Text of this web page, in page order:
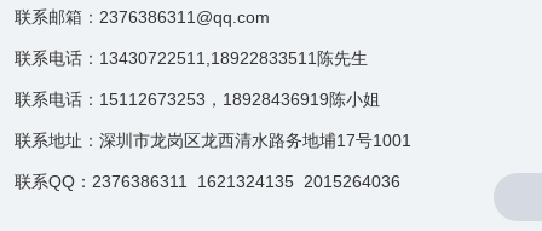
联系邮箱：2376386311@qq.com
联系电话：13430722511,18922833511陈先生
联系电话：15112673253，18928436919陈小姐
联系地址：深圳市龙岗区龙西清水路务地埔17号1001
联系QQ：2376386311 1621324135 2015264036